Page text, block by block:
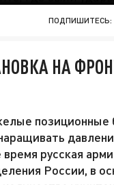
ПОДПИШИТЕСЬ:
НА
русская
России, в